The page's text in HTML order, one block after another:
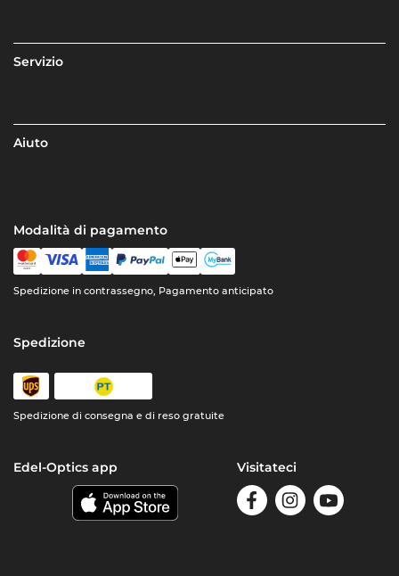
Servizio
Aiuto
Modalità di pagamento
Spedizione in contrassegno, Pagamento anticipato
Spedizione
Spedizione di consegna e di reso gratuite
Edel-Optics app Visitateci